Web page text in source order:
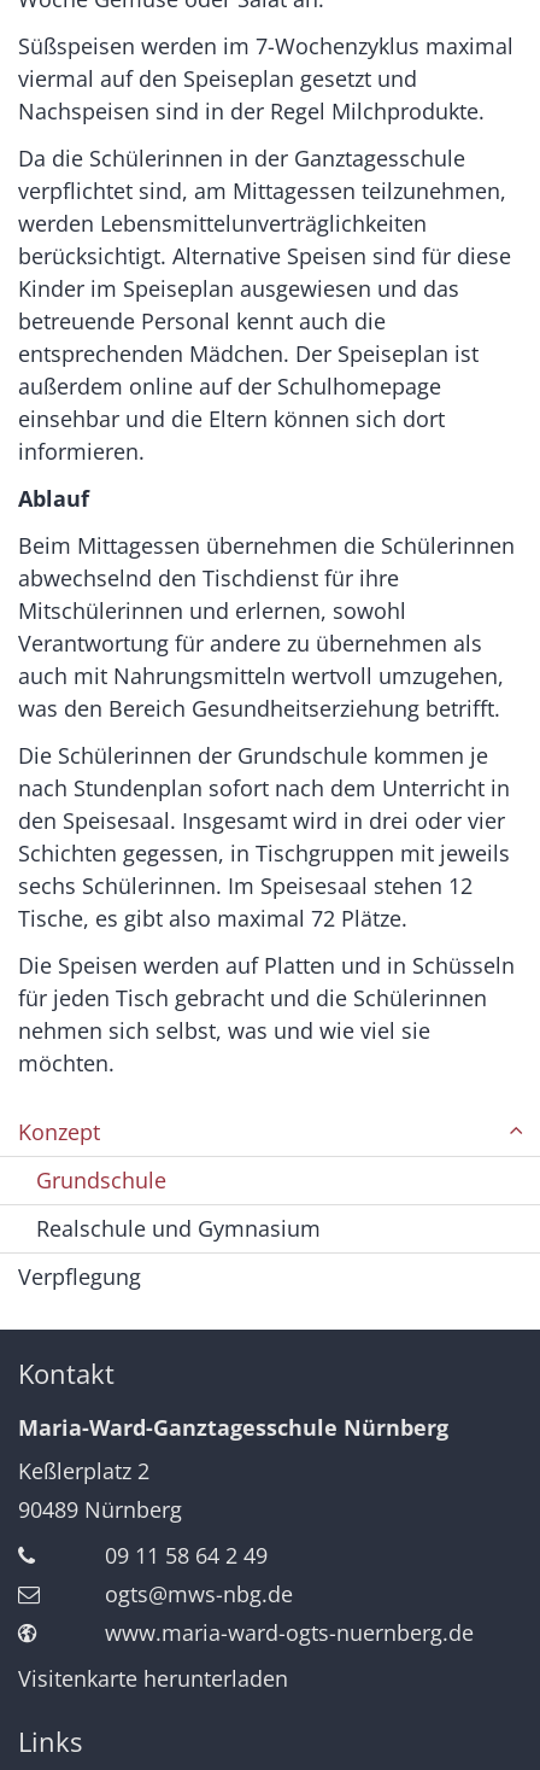
Süßspeisen werden im 7-Wochenzyklus maximal
viermal auf den Speiseplan gesetzt und
Nachspeisen sind in der Regel Milchprodukte.
Da die Schülerinnen in der Ganztagesschule
verpflichtet sind, am Mittagessen teilzunehmen,
werden Lebensmittelunverträglichkeiten
berücksichtigt. Alternative Speisen sind für diese
Kinder im Speiseplan ausgewiesen und das
betreuende Personal kennt auch die
entsprechenden Mädchen. Der Speiseplan ist
außerdem online auf der Schulhomepage
einsehbar und die Eltern können sich dort
informieren.
Ablauf
Beim Mittagessen übernehmen die Schülerinnen
abwechselnd den Tischdienst für ihre
Mitschülerinnen und erlernen, sowohl
Verantwortung für andere zu übernehmen als
auch mit Nahrungsmitteln wertvoll umzugehen,
was den Bereich Gesundheitserziehung betrifft.
Die Schülerinnen der Grundschule kommen je
nach Stundenplan sofort nach dem Unterricht in
den Speisesaal. Insgesamt wird in drei oder vier
Schichten gegessen, in Tischgruppen mit jeweils
sechs Schülerinnen. Im Speisesaal stehen 12
Tische, es gibt also maximal 72 Plätze.
Die Speisen werden auf Platten und in Schüsseln
für jeden Tisch gebracht und die Schülerinnen
nehmen sich selbst, was und wie viel sie
möchten.
Konzept
Grundschule
Realschule und Gymnasium
Verpflegung
Kontakt
Maria-Ward-Ganztagesschule Nürnberg
Keßlerplatz 2
90489 Nürnberg
09 11 58 64 2 49
ogts@mws-nbg.de
www.maria-ward-ogts-nuernberg.de
Visitenkarte herunterladen
Links